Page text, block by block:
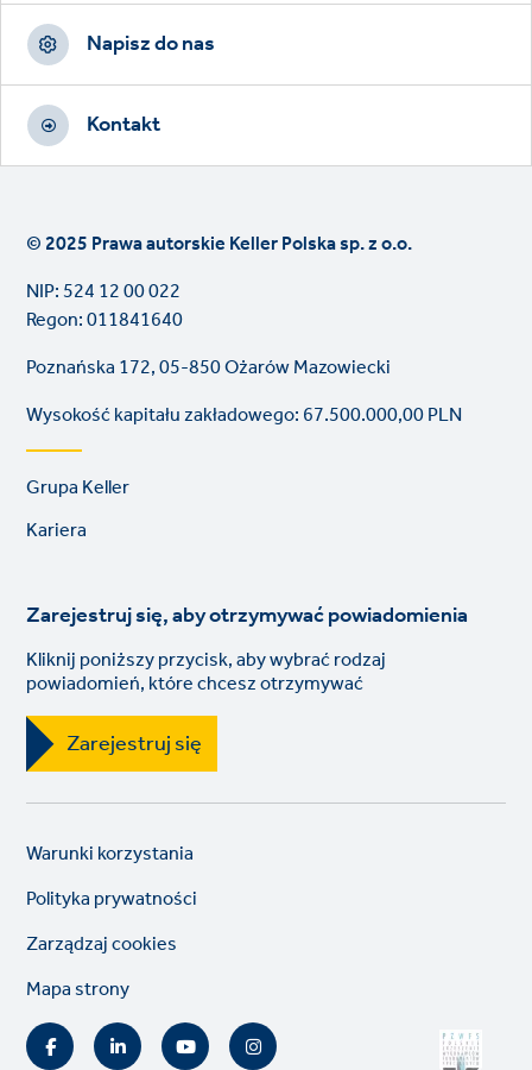
Napisz do nas
Kontakt
© 2025 Prawa autorskie Keller Polska sp. z o.o.
NIP: 524 12 00 022
Regon: 011841640
Poznańska 172, 05-850 Ożarów Mazowiecki
Wysokość kapitału zakładowego: 67.500.000,00 PLN
Footer
links
Grupa Keller
Kariera
Zarejestruj się, aby otrzymywać powiadomienia
Kliknij poniższy przycisk, aby wybrać rodzaj
powiadomień, które chcesz otrzymywać
Zarejestruj się
Legal
Warunki korzystania
Polityka prywatności
Zarządzaj cookies
Mapa strony